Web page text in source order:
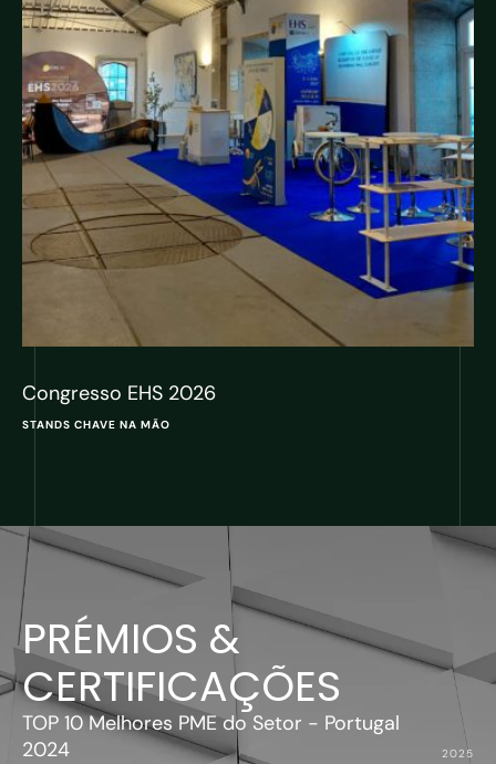
Congresso EHS 2026
STANDS CHAVE NA MÃO
PRÉMIOS &
CERTIFICAÇÕES
TOP 10 Melhores PME do Setor - Portugal
2024
2025